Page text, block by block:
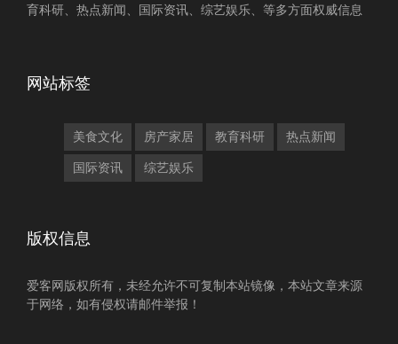
育科研、热点新闻、国际资讯、综艺娱乐、等多方面权威信息
网站标签
美食文化 房产家居 教育科研 热点新闻
国际资讯 综艺娱乐
版权信息
爱客网版权所有，未经允许不可复制本站镜像，本站文章来源
于网络，如有侵权请邮件举报！